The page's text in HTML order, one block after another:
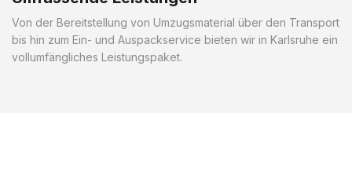
Von der Bereitstellung von Umzugsmaterial über den Transport
bis hin zum Ein- und Auspackservice bieten wir in Karlsruhe ein
vollumfängliches Leistungspaket.